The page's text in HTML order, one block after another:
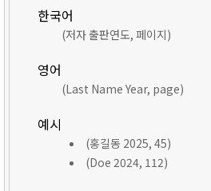
한국어
(저자 출판연도, 페이지)
영어
(Last Name Year, page)
예시
(홍길동 2025, 45)
(Doe 2024, 112)